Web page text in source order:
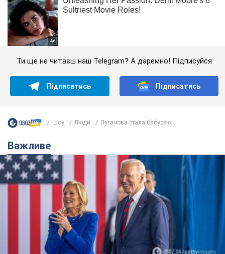
Ти ще не читаєш наш Telegram? А даремно! Підписуйся
Підписатись Підписатись
Шоу Люди Пугачова стала бабусею...
Важливе